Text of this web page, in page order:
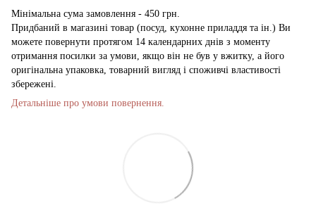
Мінімальна сума замовлення - 450 грн.
Придбаний в магазині товар (посуд, кухонне приладдя та ін.) Ви
можете повернути протягом 14 календарних днів з моменту
отримання посилки за умови, якщо він не був у вжитку, а його
оригінальна упаковка, товарний вигляд і споживчі властивості
збережені.
Детальніше про умови повернення.